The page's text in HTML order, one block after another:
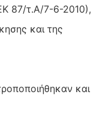
87/τ.Α/7-6-2010),
και της
και